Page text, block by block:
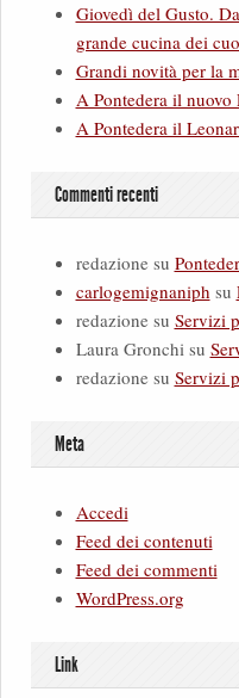
Giovedì del Gusto.
grande cucina dei
Grandi novità per la
A Pontedera il nuovo
A Pontedera il
Commenti recenti
redazionesu
carlogemignaniph su
redazionesu Servizi
Laura Gronchisu
redazionesu Servizi
Meta
Accedi
Feed dei contenuti
Feed dei commenti
WordPress.org
Link